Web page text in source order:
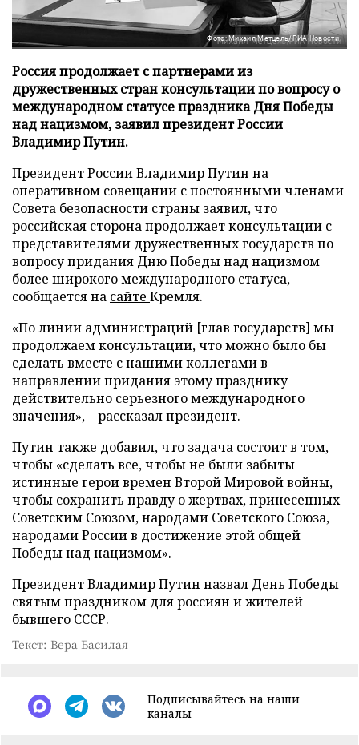
Фото: Михаил Метцель/РИА Новости
Россия продолжает с партнерами из
дружественных стран консультации по вопросу о
международном статусе праздника Дня Победы
над нацизмом, заявил президент России
Владимир Путин.
Президент России Владимир Путин на
оперативном совещании с постоянными членами
Совета безопасности страны заявил, что
российская сторона продолжает консультации с
представителями дружественных государств по
вопросу придания Дню Победы над нацизмом
более широкого международного статуса,
сообщается на сайте Кремля.
«По линии администраций [глав государств] мы
продолжаем консультации, что можно было бы
сделать вместе с нашими коллегами в
направлении придания этому празднику
действительно серьезного международного
значения», – рассказал президент.
Путин также добавил, что задача состоит в том,
чтобы «сделать все, чтобы не были забыты
истинные герои времен Второй Мировой войны,
чтобы сохранить правду о жертвах, принесенных
Советским Союзом, народами Советского Союза,
народами России в достижение этой общей
Победы над нацизмом».
Президент Владимир Путин назвал День Победы
святым праздником для россиян и жителей
бывшего СССР.
Текст: Вера Басилая
Подписывайтесь на наши
каналы